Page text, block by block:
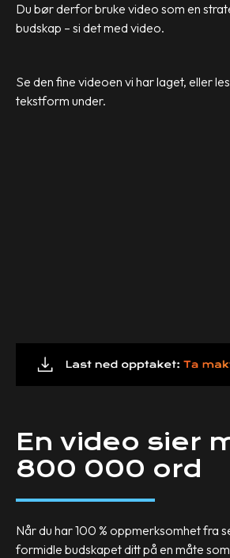
Du bør derfor bruke video som en
budskap – si det med video.
Se den fine videoen vi har laget, eller
tekstform under.
En video sier
800 000 ord
Når du har 100 % oppmerksomhet fra
formidle budskapet ditt på en måte